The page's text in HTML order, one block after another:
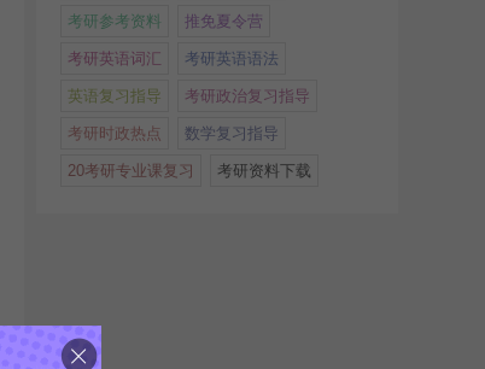
考研参考资料 推免夏令营
考研英语词汇 考研英语语法
英语复习指导 考研政治复习指导
考研时政热点 数学复习指导
20考研专业课复习 考研资料下载